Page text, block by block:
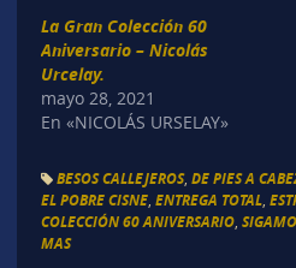
La Gran Colección 60
Aniversario – Nicolás
Urcelay.
mayo 28, 2021
En «NICOLÁS URSELAY»
BESOS CALLEJEROS, DE PIES A
EL POBRE CISNE, ENTREGA TOTAL,
COLECCIÓN 60 ANIVERSARIO,
MAS